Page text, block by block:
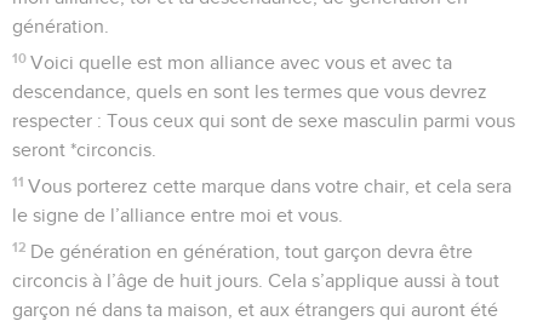
génération.
10 Voici quelle est mon alliance avec vous et avec ta
descendance, quels en sont les termes que vous devrez
respecter : Tous ceux qui sont de sexe masculin parmi vous
seront *circoncis.
11 Vous porterez cette marque dans votre chair, et cela sera
le signe de l’alliance entre moi et vous.
12 De génération en génération, tout garçon devra être
circoncis à l’âge de huit jours. Cela s’applique aussi à tout
garçon né dans ta maison, et aux étrangers qui auront été